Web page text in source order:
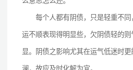
每个人都有阴债，只是轻重不同
运不顺表现得明显些，欠阴债轻的
显。阴债之影响尤其在运气低迷时
澜，故应及时化解为宜。